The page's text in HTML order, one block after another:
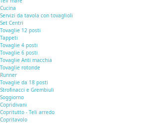
Cucina
Servizi da tavola con tovaglioli
Set Centri
Tovaglie 12 posti
Tappeti
Tovaglie 4 posti
Tovaglie 6 posti
Tovaglie Anti macchia
Tovaglie rotonde
Runner
Tovaglie da 18 posti
Strofinacci e Grembiuli
Soggiorno
Copridivani
Copritutto - Teli arredo
Copritavolo